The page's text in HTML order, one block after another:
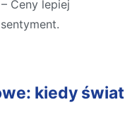
– Ceny lepiej
kiedy świat